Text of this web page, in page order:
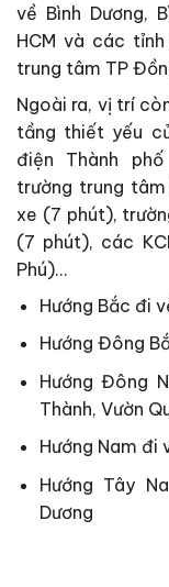
về Bình Dương,
HCM và các
trung tâm TP
Ngoài ra, vị trí
tầng thiết yếu
điện Thành
trường trung
xe (7 phút),
(7 phút), các
Phú)…
Hướng Bắc đi
Hướng Đông
Hướng Đông
Thành, Vườn
Hướng Nam đi
Hướng Tây
Dương